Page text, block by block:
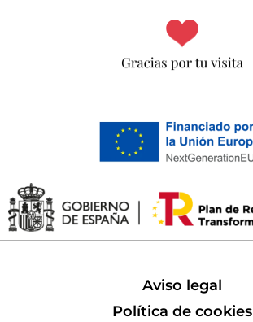
Aviso legal
Política de cookies